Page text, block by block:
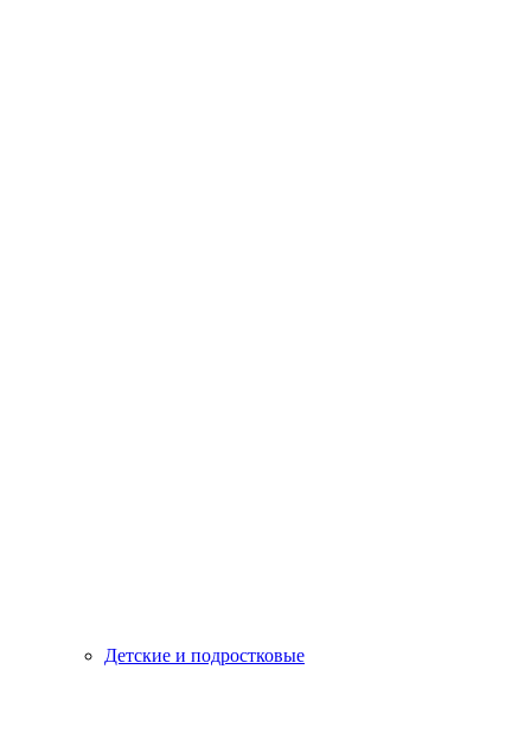
Детские и подростковые